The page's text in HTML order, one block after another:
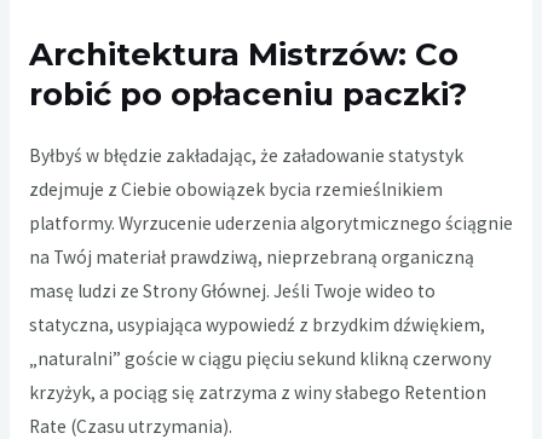
Architektura Mistrzów: Co
robić po opłaceniu paczki?
Byłbyś w błędzie zakładając, że załadowanie statystyk
zdejmuje z Ciebie obowiązek bycia rzemieślnikiem
platformy. Wyrzucenie uderzenia algorytmicznego ściągnie
na Twój materiał prawdziwą, nieprzebraną organiczną
masę ludzi ze Strony Głównej. Jeśli Twoje wideo to
statyczna, usypiająca wypowiedź z brzydkim dźwiękiem,
„naturalni” goście w ciągu pięciu sekund klikną czerwony
krzyżyk, a pociąg się zatrzyma z winy słabego Retention
Rate (Czasu utrzymania).